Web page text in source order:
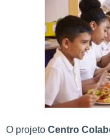
O projeto Centro